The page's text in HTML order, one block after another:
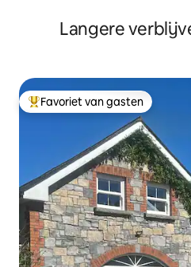
Langere
Topfavoriet van gasten
Favoriet van gasten